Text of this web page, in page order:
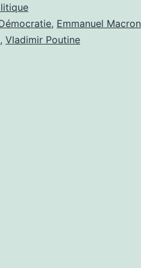
, Emmanuel Macron
, Vladimir Poutine